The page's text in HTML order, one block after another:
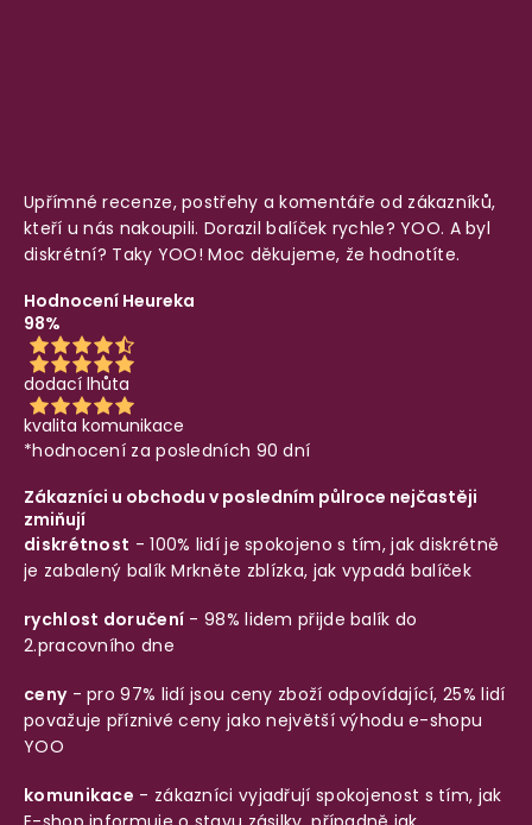
Upřímné recenze, postřehy a komentáře od zákazníků,
kteří u nás nakoupili. Dorazil balíček rychle? YOO. A byl
diskrétní? Taky YOO! Moc děkujeme, že hodnotíte.
Hodnocení Heureka
98%
dodací lhůta
kvalita komunikace
*hodnocení za posledních 90 dní
Zákazníci u obchodu v posledním půlroce nejčastěji
zmiňují
diskrétnost - 100% lidí je spokojeno s tím, jak diskrétně
je zabalený balíkMrkněte zblízka, jak vypadá balíček
rychlost doručení - 98% lidem přijde balík do
2.pracovního dne
ceny- pro 97% lidí jsou ceny zboží odpovídající, 25% lidí
považuje příznivé ceny jako největší výhodu e-shopu
YOO
komunikace - zákazníci vyjadřují spokojenost s tím, jak